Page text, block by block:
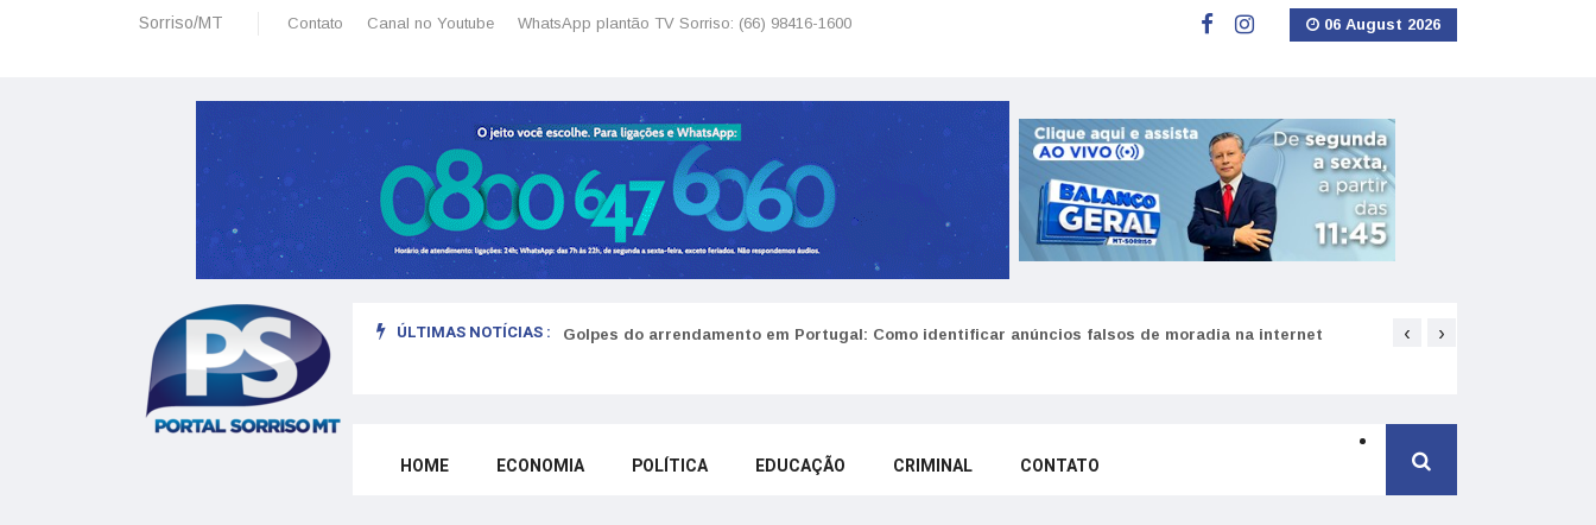
Sorriso/MT Contato Canal no Youtube WhatsApp plantão TV Sorriso: (66) 98416-1600 06 August 2026
ÚLTIMAS NOTÍCIAS :
morar legalmente em Portugal trabalhando para o exterior Golpes do arrendamento em Portugal: Como identificar anúncios falsos de moradia na internet Como funciona o SNS
‹ ›
HOME ECONOMIA POLÍTICA EDUCAÇÃO CRIMINAL CONTATO